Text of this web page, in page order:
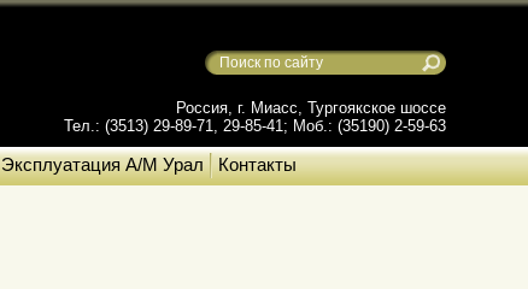
Россия, г. Миасс, Тургоякское шоссе
Тел.: (3513) 29-89-71, 29-85-41; Моб.: (35190) 2-59-63
Эксплуатация А/М Урал Контакты